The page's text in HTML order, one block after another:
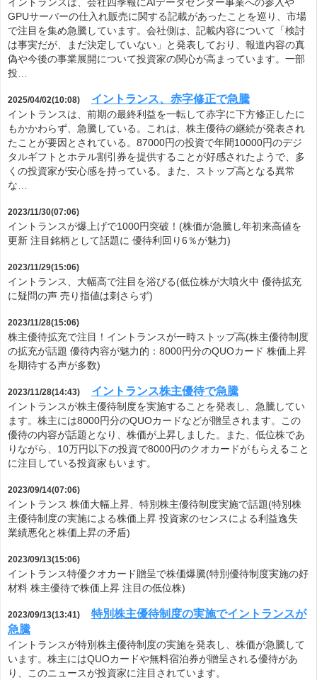
GPUサーバーの仕入れ販売に関する記載があったことを巡り、市場
で注目を集め急騰しています。会社側は、記載内容について「検討
は事実だが、まだ決定していない」と発表しており、報道内容の真
偽や今後の事業展開について投資家の関心が高まっています。一部
投…
2025/04/02(10:08) イントランス、赤字修正で急騰
イントランスは、前期の最終利益を一転して赤字に下方修正したに
もかかわらず、急騰している。これは、株主優待の継続が発表され
たことが要因とされている。87000円の投資で年間10000円のデジ
タルギフトとホテル割引券を提供することが好感されたようで、多
くの投資家が安心感を持っている。また、ストップ高となる異常
な…
2023/11/30(07:06)
イントランスが爆上げで1000円突破！(株価が急騰し年初来高値を
更新 注目銘柄として話題に 優待利回り6％が魅力)
2023/11/29(15:06)
イントランス、大幅高で注目を浴びる(低位株が大噴火中 優待拡充
に疑問の声 売り指値は刺さらず)
2023/11/28(15:06)
株主優待拡充で注目！イントランスが一時ストップ高(株主優待制度
の拡充が話題 優待内容が魅力的：8000円分のQUOカード 株価上昇
を期待する声が多数)
2023/11/28(14:43) イントランス株主優待で急騰
イントランスが株主優待制度を実施することを発表し、急騰してい
ます。株主には8000円分のQUOカードなどが贈呈されます。この
優待の内容が話題となり、株価が上昇しました。また、低位株であ
りながら、10万円以下の投資で8000円のクオカードがもらえること
に注目している投資家もいます。
2023/09/14(07:06)
イントランス 株価大幅上昇、特別株主優待制度実施で話題(特別株
主優待制度の実施による株価上昇 投資家のセンスによる利益逸失
業績悪化と株価上昇の矛盾)
2023/09/13(15:06)
イントランス特優クオカード贈呈で株価爆騰(特別優待制度実施の好
材料 株主優待で株価上昇 注目の低位株)
2023/09/13(13:41)
特別株主優待制度の実施でイントランスが
急騰
イントランスが特別株主優待制度の実施を発表し、株価が急騰して
います。株主にはQUOカードや無料宿泊券が贈呈される優待があ
り、このニュースが投資家に注目されています。